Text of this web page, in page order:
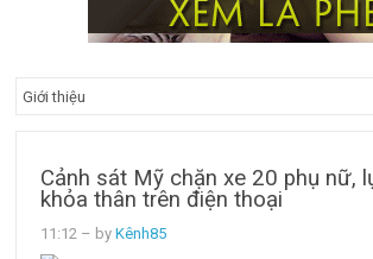
Cảnh sát Mỹ chặn xe 20 phụ nữ,
khỏa thân trên điện thoại
11:12 – byKênh85